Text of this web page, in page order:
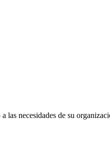
las necesidades de su